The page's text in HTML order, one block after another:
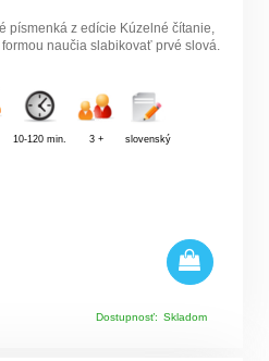
písmenká z edície Kúzelné čítanie,
naučia slabikovať prvé slová.
10-120 min. 3 + slovenský
Dostupnosť: Skladom